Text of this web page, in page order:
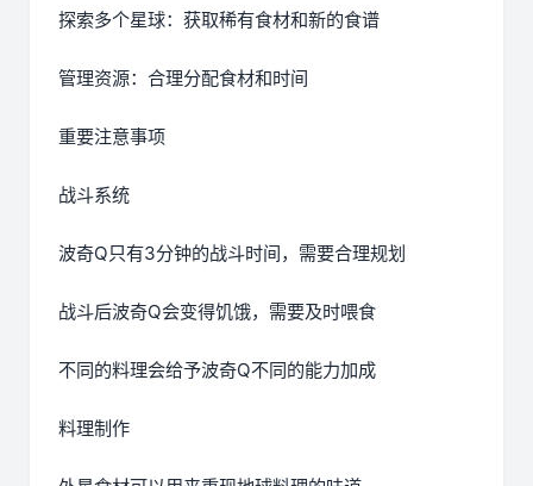
探索多个星球：获取稀有食材和新的食谱
管理资源：合理分配食材和时间
重要注意事项
战斗系统
波奇Q只有3分钟的战斗时间，需要合理规划
战斗后波奇Q会变得饥饿，需要及时喂食
不同的料理会给予波奇Q不同的能力加成
料理制作